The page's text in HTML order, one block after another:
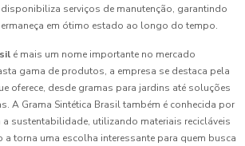
disponibiliza serviços de manutenção, garantindo
em ótimo estado ao longo do tempo.
é mais um nome importante no mercado
gama de produtos, a empresa se destaca pela
oferece, desde gramas para jardins até soluções
A Grama Sintética Brasil também é conhecida por
sustentabilidade, utilizando materiais recicláveis
torna uma escolha interessante para quem busca